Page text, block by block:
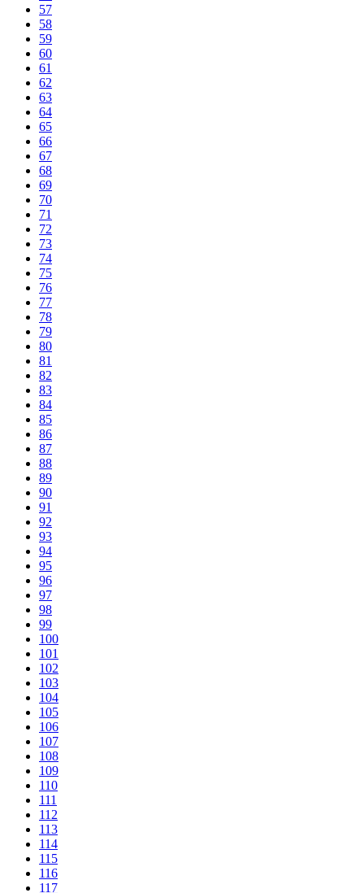
57
58
59
60
61
62
63
64
65
66
67
68
69
70
71
72
73
74
75
76
77
78
79
80
81
82
83
84
85
86
87
88
89
90
91
92
93
94
95
96
97
98
99
100
101
102
103
104
105
106
107
108
109
110
111
112
113
114
115
116
117